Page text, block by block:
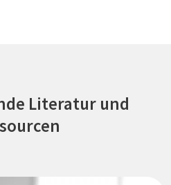
Literatur und